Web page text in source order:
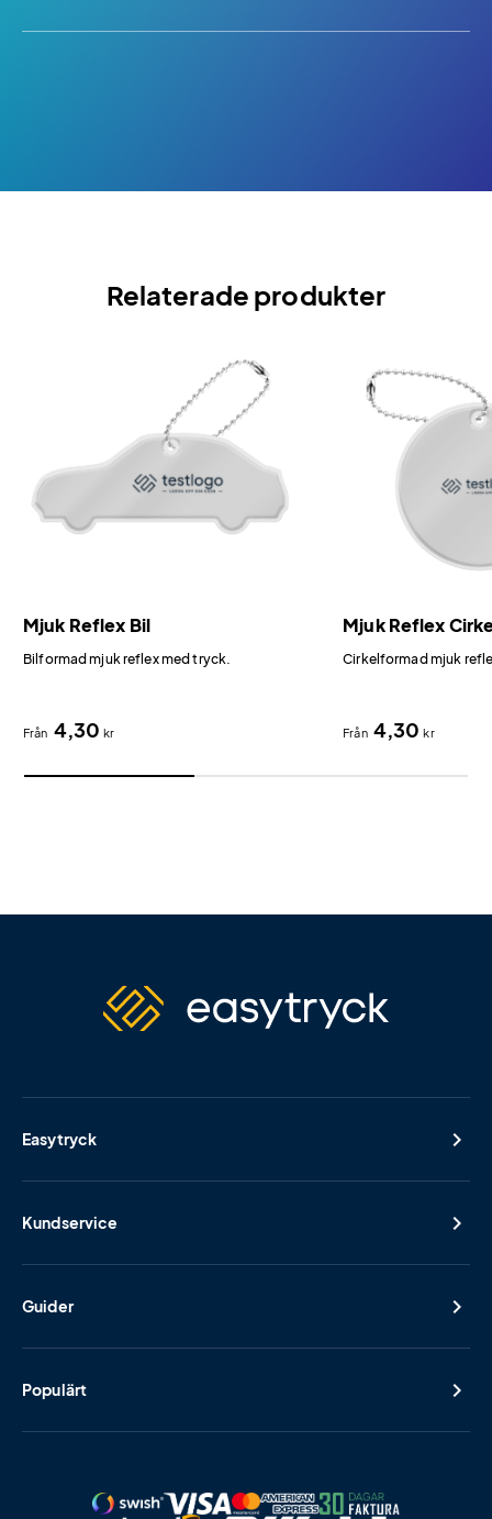
Relaterade produkter
Mjuk Reflex Bil
Bilformad mjuk reflex med tryck.
Från 4,30kr
Mjuk Reflex
Cirkelformad mjuk
Från 4,30kr
Easytryck
Kundservice
Guider
Populärt